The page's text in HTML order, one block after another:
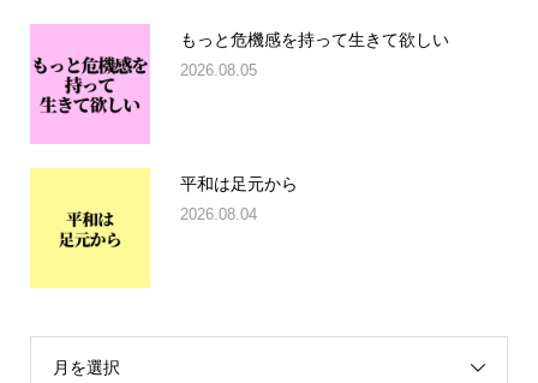
もっと危機感を持って生きて欲しい
2026.08.05
平和は足元から
2026.08.04
月を選択